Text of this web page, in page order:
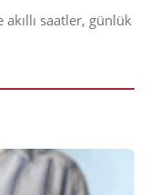
saatler, günlük